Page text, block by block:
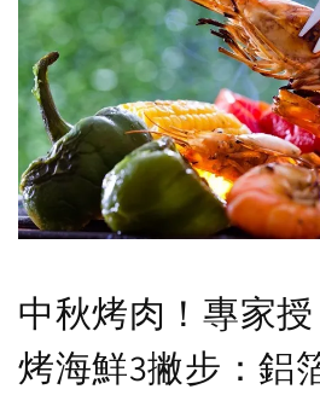
中秋烤肉！專家授
烤海鮮3撇步：鋁